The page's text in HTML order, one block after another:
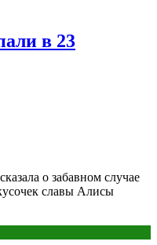
в 23
о забавном случае
славы Алисы